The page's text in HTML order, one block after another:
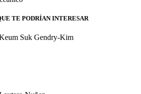
TE PODRÍAN INTERESAR